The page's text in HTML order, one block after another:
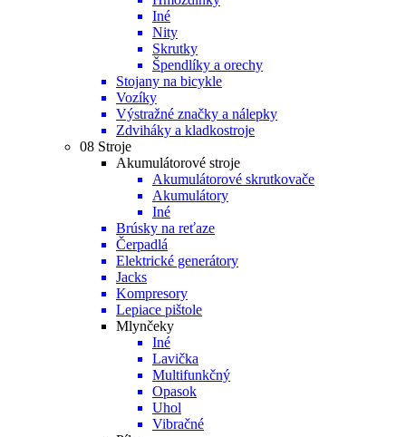
Iné
Nity
Skrutky
Špendlíky a orechy
Stojany na bicykle
Vozíky
Výstražné značky a nálepky
Zdviháky a kladkostroje
08 Stroje
Akumulátorové stroje
Akumulátorové skrutkovače
Akumulátory
Iné
Brúsky na reťaze
Čerpadlá
Elektrické generátory
Jacks
Kompresory
Lepiace pištole
Mlynčeky
Iné
Lavička
Multifunkčný
Opasok
Uhol
Vibračné